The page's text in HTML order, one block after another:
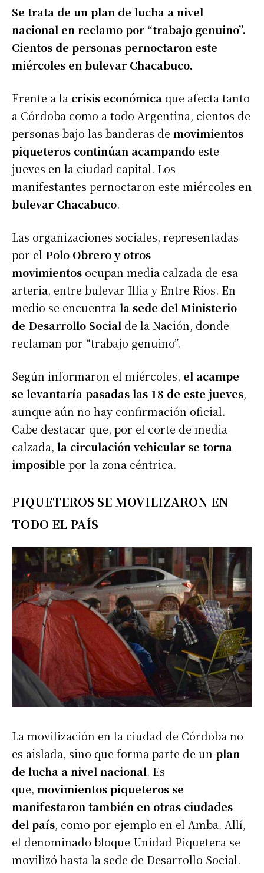
Se trata de un plan de lucha a nivel
nacional en reclamo por “trabajo genuino”.
Cientos de personas pernoctaron este
miércoles en bulevar Chacabuco.
Frente a la crisis económica que afecta tanto
a Córdoba como a todo Argentina, cientos de
personas bajo las banderas de movimientos
piqueteros continúan acampando este
jueves en la ciudad capital. Los
manifestantes pernoctaron este miércoles en
bulevar Chacabuco.
Las organizaciones sociales, representadas
por el Polo Obrero y otros
movimientos ocupan media calzada de esa
arteria, entre bulevar Illia y Entre Ríos. En
medio se encuentra la sede del Ministerio
de Desarrollo Social de la Nación, donde
reclaman por “trabajo genuino”.
Según informaron el miércoles, el acampe
se levantaría pasadas las 18 de este jueves,
aunque aún no hay confirmación oficial.
Cabe destacar que, por el corte de media
calzada, la circulación vehicular se torna
imposible por la zona céntrica.
PIQUETEROS SE MOVILIZARON EN
TODO EL PAÍS
La movilización en la ciudad de Córdoba no
es aislada, sino que forma parte de un plan
de lucha a nivel nacional. Es
que, movimientos piqueteros se
manifestaron también en otras ciudades
del país, como por ejemplo en el Amba. Allí,
el denominado bloque Unidad Piquetera se
movilizó hasta la sede de Desarrollo Social.